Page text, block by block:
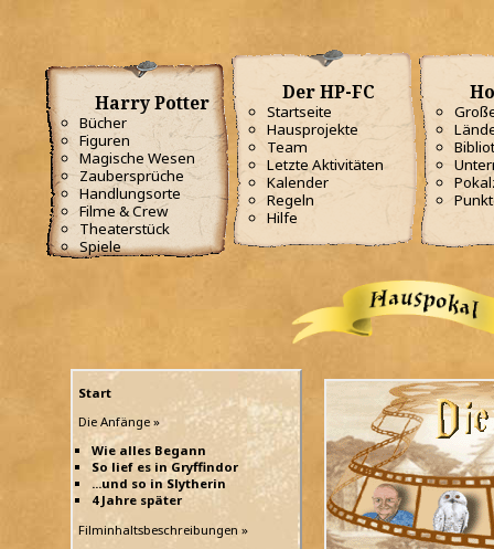
Harry Potter
Bücher
Figuren
Magische Wesen
Zaubersprüche
Handlungsorte
Filme & Crew
Theaterstück
Spiele
Der HP-FC
Startseite
Hausprojekte
Team
Letzte Aktivitäten
Kalender
Regeln
Hilfe
Start
Die Anfänge »
Wie alles Begann
So lief es in Gryffindor
...und so in Slytherin
4 Jahre später
Filminhaltsbeschreibungen »